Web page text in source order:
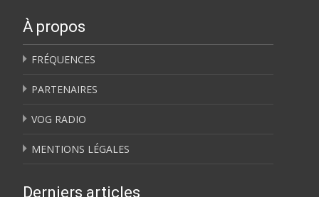
À propos
FRÉQUENCES
PARTENAIRES
VOG RADIO
MENTIONS LÉGALES
Derniers articles